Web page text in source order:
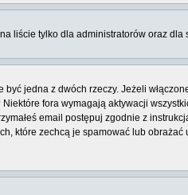
liście tylko dla administratorów oraz
jedna z dwóch rzeczy. Jeżeli
fora wymagają aktywacji
email postępuj zgodnie z
zechcą je spamować lub